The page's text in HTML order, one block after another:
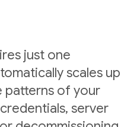
just one
scales up
patterns of your
server